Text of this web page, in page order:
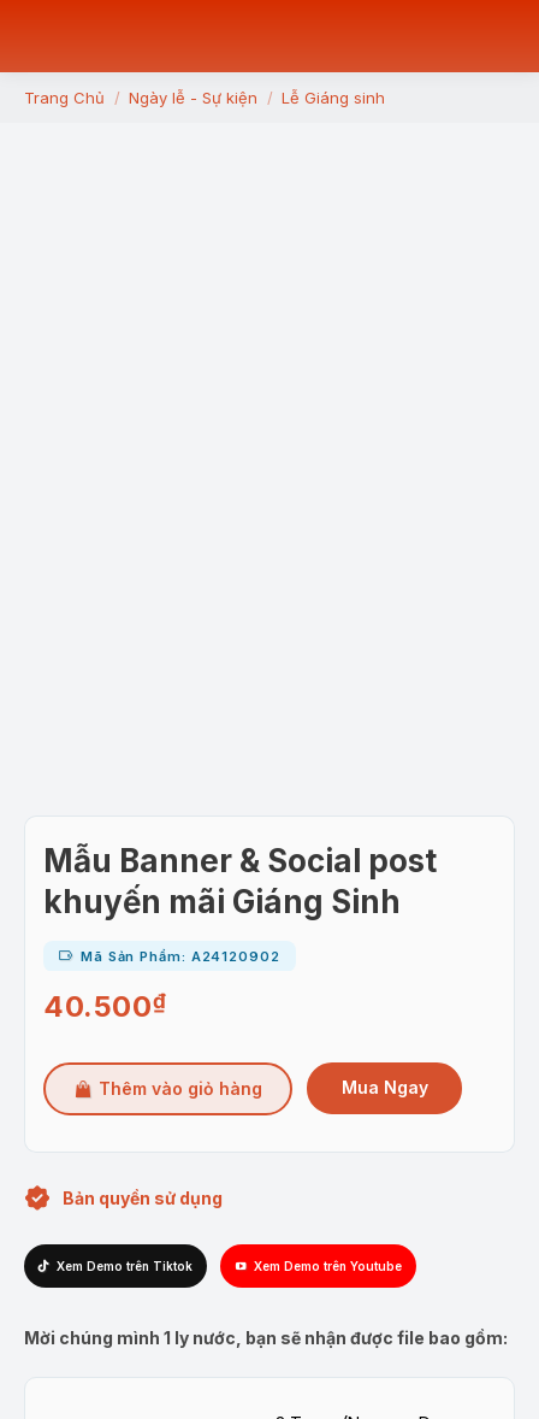
You are here:
Trang Chủ Ngày lễ - Sự kiện Lễ Giáng sinh
Mẫu Banner & Social post
khuyến mãi Giáng Sinh
Mã Sản Phẩm: A24120902
40.500₫
Thêm vào giỏ hàng Mua Ngay
Bản quyền sử dụng
Xem Demo trên Tiktok Xem Demo trên Youtube
Mời chúng mình 1 ly nước, bạn sẽ nhận được file bao gồm: